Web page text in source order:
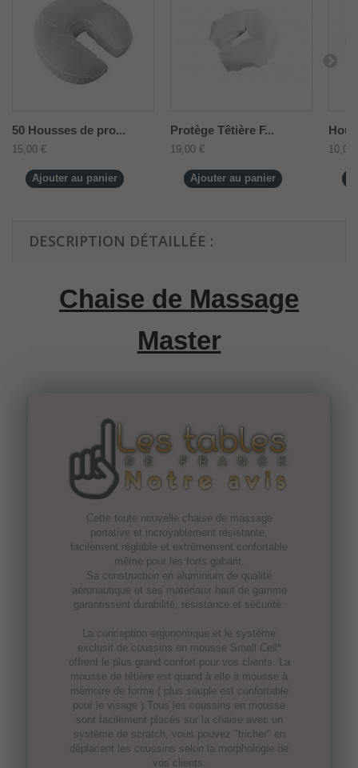
50 Housses de pro...
15,00 €
Ajouter au panier
Protège Têtière F...
19,00 €
Ajouter au panier
10,00
DESCRIPTION DÉTAILLÉE :
Chaise de Massage
Master
Cette toute nouvelle chaise de massage
portative et incroyablement résistante,
facilement réglable et extrêmement confortable
même pour les forts gabarit.
Sa construction en aluminium de qualité
aéronautique et ses matériaux haut de gamme
garantissent durabilité, résistance et sécurité.
La conception ergonomique et le système
exclusif de coussins en mousse Small Cell*
offrent le plus grand confort pour vos clients. La
mousse de têtière est quand à elle à mousse à
mémoire de forme ( plus souple est confortable
pour le visage ).Tous les coussins en mousse
sont facilement placés sur la chaise avec un
système de scratch, vous pouvez "tricher" en
déplacent les coussins selon la morphologie de
vos clients.